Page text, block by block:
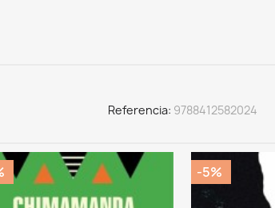
Referencia 9788412582024
-5%